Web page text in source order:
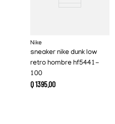
Nike
sneaker nike dunk low
retro hombre hf5441-
100
Q1395.00